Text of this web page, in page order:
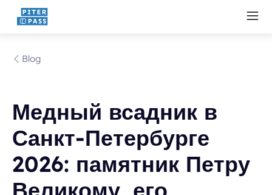
Blog
Медный всадник в
Санкт-Петербурге
2026: памятник Петру